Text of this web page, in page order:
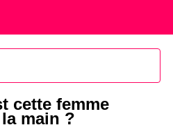
cette femme
main ?